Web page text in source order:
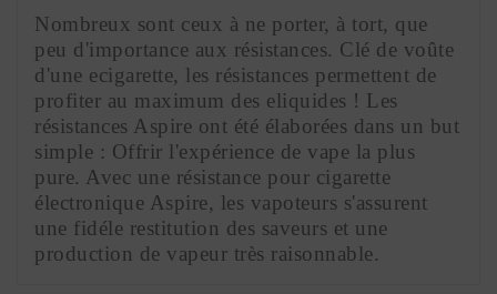
Nombreux sont ceux à ne porter, à tort, que
peu d'importance aux résistances. Clé de voûte
d'une ecigarette, les résistances permettent de
profiter au maximum des eliquides ! Les
résistances Aspire ont été élaborées dans un but
simple : Offrir l'expérience de vape la plus
pure. Avec une résistance pour cigarette
électronique Aspire, les vapoteurs s'assurent
une fidéle restitution des saveurs et une
production de vapeur très raisonnable.